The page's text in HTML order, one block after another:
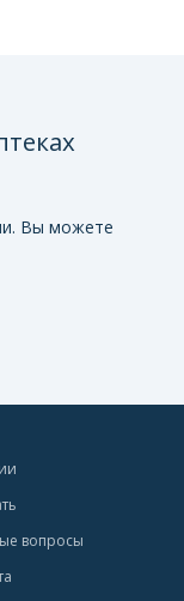
Вы можете
вопросы